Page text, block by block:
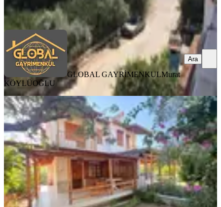
GLOBAL GAYRİMENKULMurat
KÖYLÜOĞLU
Ara
MANZARALI
Denize 2 Dk Mesafede, Geniş Bahçeli
3+1 Ferah Yazlık Villa
İzmir, Menderes
3+1·150 m²·Villa tipi·17.07.2026
8.500.000 ₺
Gökçen Gayrimenkul Yasin Öğmen